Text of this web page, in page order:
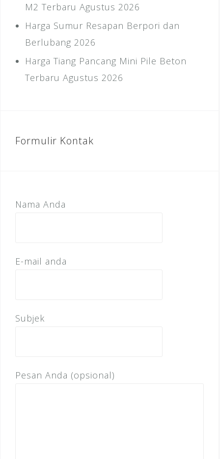
M2 Terbaru Agustus 2026
Harga Sumur Resapan Berpori dan
Berlubang 2026
Harga Tiang Pancang Mini Pile Beton
Terbaru Agustus 2026
Formulir Kontak
Nama Anda
E-mail anda
Subjek
Pesan Anda (opsional)